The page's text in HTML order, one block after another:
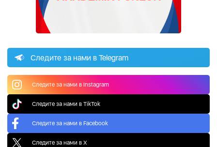
Следите за нами в Telegram
Следите за нами в Instagram
Следите за нами в TikTok
Следите за нами в Facebook
Следите за нами в X